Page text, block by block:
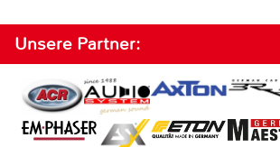
Unsere Partner: